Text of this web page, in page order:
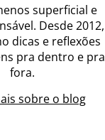
superficial e
Desde 2012,
dicas e reflexões
pra dentro e pra
fora.
sobre o blog